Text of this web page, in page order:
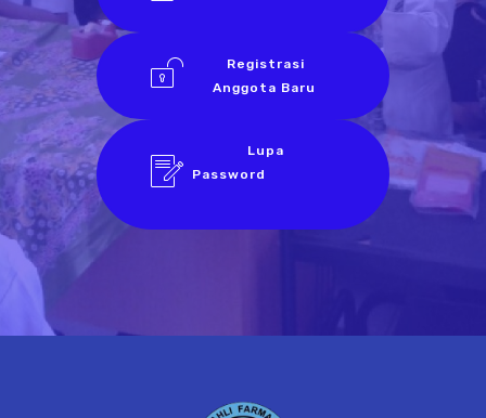
Registrasi
Anggota Baru
Lupa
Password